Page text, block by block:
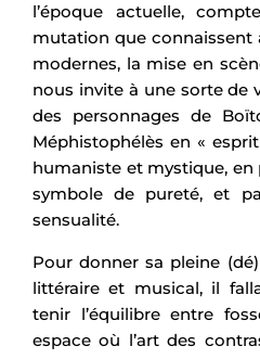
l’époque actuelle,
mutation que connaissent
modernes, la mise en
nous invite à une sorte de
des personnages de
Méphistophélès en «
humaniste et mystique, en
symbole de pureté, et
sensualité.
Pour donner sa pleine
littéraire et musical, il
tenir l’équilibre entre
espace où l’art des